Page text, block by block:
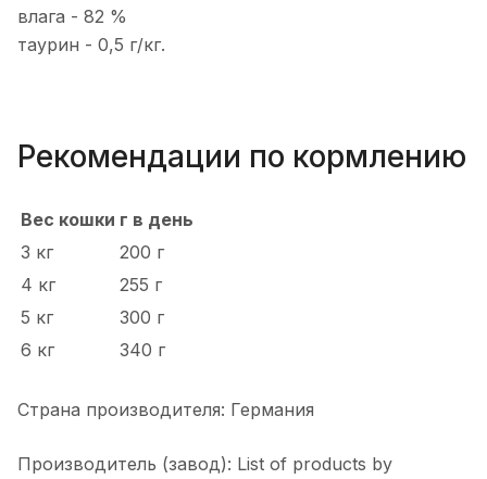
влага - 82 %
таурин - 0,5 г/кг.
Рекомендации по кормлению
Вес кошки г в день
3 кг
200 г
4 кг
255 г
5 кг
300 г
6 кг
340 г
Страна производителя: Германия
Производитель (завод): List of products by